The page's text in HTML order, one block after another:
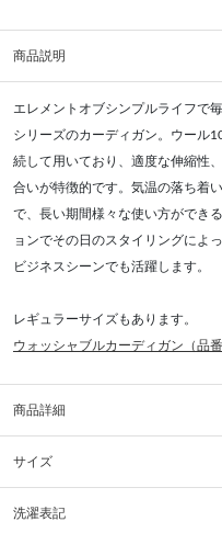
商品説明
エレメントオブシンプルライフで
シリーズのカーディガン。ウール
続して用いており、適度な伸縮性
合いが特徴的です。気温の落ち着
で、長い期間様々な使い方ができ
ョンでその日のスタイリングによ
ビジネスシーンでも活躍します。
レギュラーサイズもあります。
ウォッシャブルカーディガン（品
商品詳細
サイズ
洗濯表記